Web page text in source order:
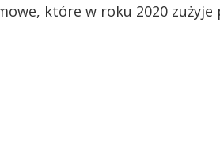
które w roku 2020 zużyje